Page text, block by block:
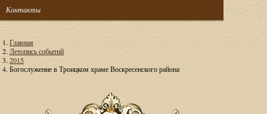
Контакты
Главная
Летопись событий
2015
Богослужение в Троицком храме Воскресенского района